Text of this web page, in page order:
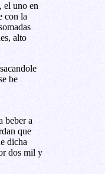
el uno en
con la
alto
be
beber a
que
dicha
dos mil y